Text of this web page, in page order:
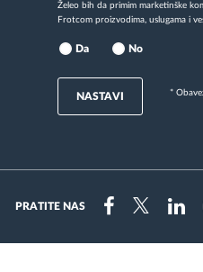
Želeo bih da primim marketinške
Frotcom proizvodima, uslugama i
Da No
NASTAVI *
PRATITE NAS
FacebookTwitter